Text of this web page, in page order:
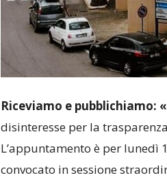
Riceviamo e pubblichiamo: «
disinteresse per la
L’appuntamento è per lunedì
convocato in sessione